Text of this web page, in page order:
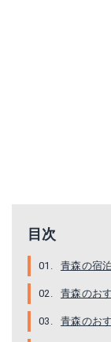
目次
青森の宿
青森のお
青森のお